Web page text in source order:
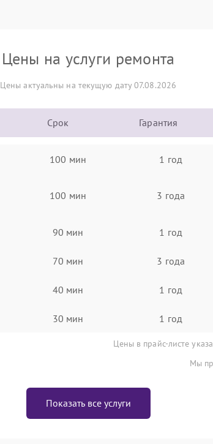
Цены на услуги ремонта
Цены актуальны на текущую дату 07.08.2026
Срок Гарантия
100 мин 1 год
100 мин 3 года
90 мин 1 год
70 мин 3 года
40 мин 1 год
30 мин 1 год
Цены в прайс-листе
Мы
Показать все услуги